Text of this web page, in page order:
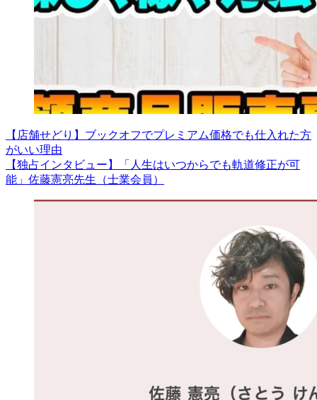
【店舗せどり】ブックオフでプレミアム価格でも仕入れた方
がいい理由
【独占インタビュー】「人生はいつからでも軌道修正が可
能」佐藤憲亮先生（士業会員）